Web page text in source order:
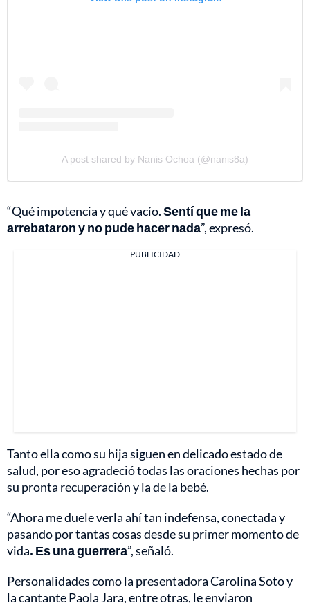
A post shared by Nanis Ochoa (@nanis8a)
“Qué impotencia y qué vacío.Sentí que me la
arrebataron y no pude hacer nada”, expresó.
PUBLICIDAD
Tanto ella como su hija siguen en delicado estado de
salud, por eso agradeció todas las oraciones hechas por
su pronta recuperación y la de la bebé.
“Ahora me duele verla ahí tan indefensa, conectada y
pasando por tantas cosas desde su primer momento de
vida. Es una guerrera”, señaló.
Personalidades como la presentadora Carolina Soto y
la cantante Paola Jara, entre otras, le enviaron